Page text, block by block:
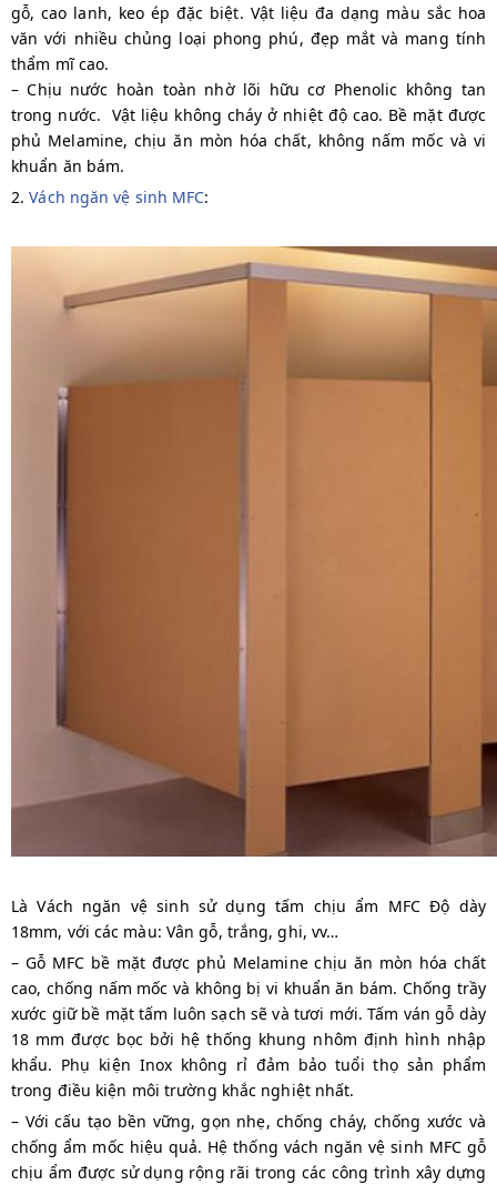
gỗ, cao lanh, keo ép đặc biệt. Vật liệu đa dạng màu sắc hoa
văn với nhiều chủng loại phong phú, đẹp mắt và mang tính
thẩm mĩ cao.
– Chịu nước hoàn toàn nhờ lõi hữu cơ Phenolic không tan
trong nước. Vật liệu không cháy ở nhiệt độ cao. Bề mặt được
phủ Melamine, chịu ăn mòn hóa chất, không nấm mốc và vi
khuẩn ăn bám.
2.Vách ngăn vệ sinh MFC:
Là Vách ngăn vệ sinh sử dụng tấm chịu ẩm MFC Độ dày
18mm, với các màu: Vân gỗ, trắng, ghi, vv…
– Gỗ MFC bề mặt được phủ Melamine chịu ăn mòn hóa chất
cao, chống nấm mốc và không bị vi khuẩn ăn bám. Chống trầy
xước giữ bề mặt tấm luôn sạch sẽ và tươi mới. Tấm ván gỗ dày
18 mm được bọc bởi hệ thống khung nhôm định hình nhập
khẩu. Phụ kiện Inox không rỉ đảm bảo tuổi thọ sản phẩm
trong điều kiện môi trường khắc nghiệt nhất.
– Với cấu tạo bền vững, gọn nhẹ, chống cháy, chống xước và
chống ẩm mốc hiệu quả. Hệ thống vách ngăn vệ sinh MFC gỗ
chịu ẩm được sử dụng rộng rãi trong các công trình xây dựng